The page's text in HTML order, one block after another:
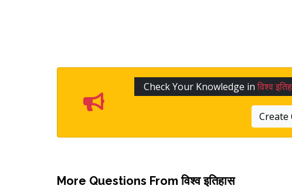
Check Your Knowledge inविश्व
Create
More Questions Fromविश्व इतिहास